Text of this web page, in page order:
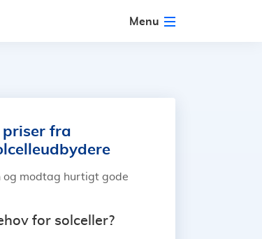
Menu
priser fra
og modtag hurtigt gode
for solceller?